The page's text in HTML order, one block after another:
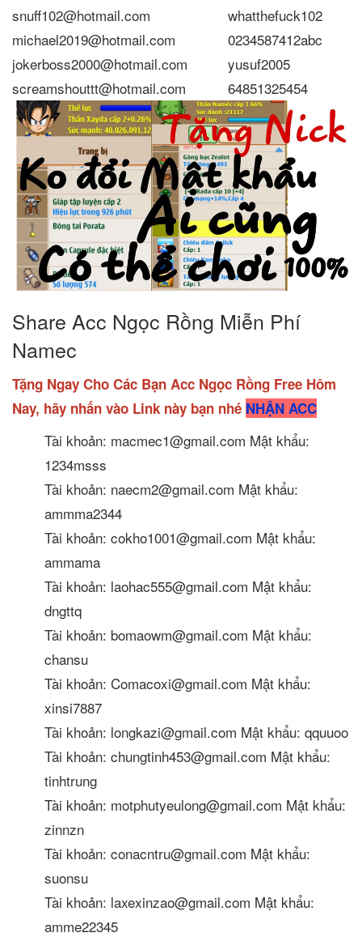
snuff102@hotmail.com
whatthefuck102
michael2019@hotmail.com
0234587412abc
jokerboss2000@hotmail.com
yusuf2005
screamshouttt@hotmail.com
64851325454
Share Acc Ngọc Rồng Miễn Phí
Namec
Tặng Ngay Cho Các Bạn Acc Ngọc Rồng Free Hôm
Nay, hãy nhấn vào Link này bạn nhé NHẬN ACC
Tài khoản: macmec1@gmail.com Mật khẩu:
1234msss
Tài khoản: naecm2@gmail.com Mật khẩu:
ammma2344
Tài khoản: cokho1001@gmail.com Mật khẩu:
ammama
Tài khoản: laohac555@gmail.com Mật khẩu:
dngttq
Tài khoản: bomaowm@gmail.com Mật khẩu:
chansu
Tài khoản: Comacoxi@gmail.com Mật khẩu:
xinsi7887
Tài khoản: longkazi@gmail.com Mật khẩu: qquuoo
Tài khoản: chungtinh453@gmail.com Mật khẩu:
tinhtrung
Tài khoản: motphutyeulong@gmail.com Mật khẩu:
zinnzn
Tài khoản: conacntru@gmail.com Mật khẩu:
suonsu
Tài khoản: laxexinzao@gmail.com Mật khẩu:
amme22345